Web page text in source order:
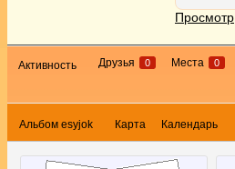
Просмотр
Активность Друзья 0 Места 0
Альбом esyjok Карта Календарь